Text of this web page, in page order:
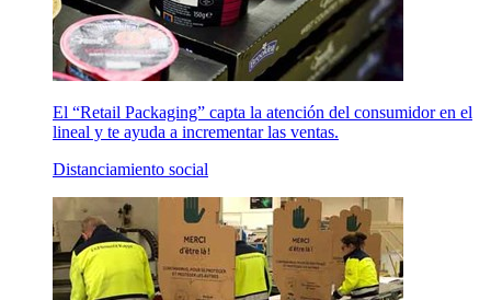
El “Retail Packaging” capta la atención del consumidor en el
lineal y te ayuda a incrementar las ventas.
Distanciamiento social